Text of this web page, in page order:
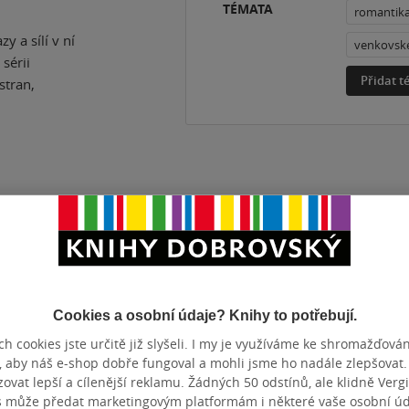
a sílí v ní
sérii
TÉMATA
romantika
Přidat
Mp3
čeština
DÉLKA
nebyl takový, jaký si představovala. Teprve krátce před
protože její sestra, kvůli níž zůstávala u matky déle, než
Ashbourne bere jako nový začátek, který jí umožní
Cookies a osobní údaje? Knihy to potřebují.
cookies jste určitě již slyšeli. I my je využíváme ke
aby náš e-shop dobře fungoval a mohli jsme ho nadále zlepšovat.
lepší a cílenější reklamu. Žádných 50 odstínů, ale klidně
může předat marketingovým platformám i některé vaše osobní